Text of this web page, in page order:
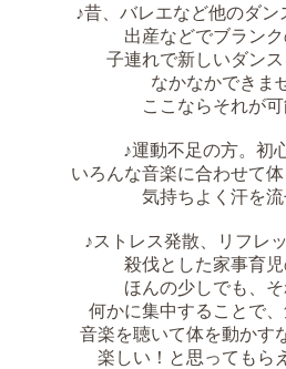
♪昔、バレエなど他のダン
出産などでブランク
子連れで新しいダン
なかなかできま
ここならそれが可
♪運動不足の方。初
いろんな音楽に合わせて体
気持ちよく汗を流
♪ストレス発散、リフレ
殺伐とした家事育児
ほんの少しでも、
何かに集中することで、
音楽を聴いて体を動かす
楽しい！と思ってもら